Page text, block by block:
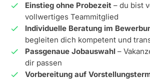
Einstieg ohne Probezeit – du bist
vollwertiges Teammitglied
Individuelle Beratung im
begleiten dich kompetent und
Passgenaue Jobauswahl –
dir passen
Vorbereitung auf